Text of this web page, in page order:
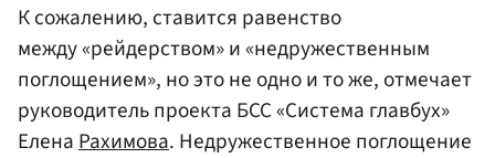
К сожалению, ставится равенство
между «рейдерством» и «недружественным
поглощением», но это не одно и то же, отмечает
руководитель проекта БСС «Система главбух»
Елена Рахимова. Недружественное поглощение